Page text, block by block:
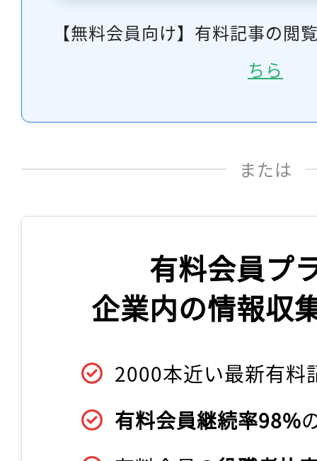
【無料会員向け】有料記事の閲
ちら
または
有料会員プ
企業内の情報収
2000本近い最新有料
有料会員継続率98%